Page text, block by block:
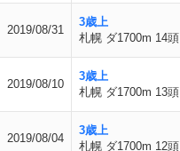
2019/08/31
3歳上
札幌 ダ1700m 14頭
2019/08/10
3歳上
札幌 ダ1700m 13頭
2019/08/04
3歳上
札幌 ダ1700m 12頭